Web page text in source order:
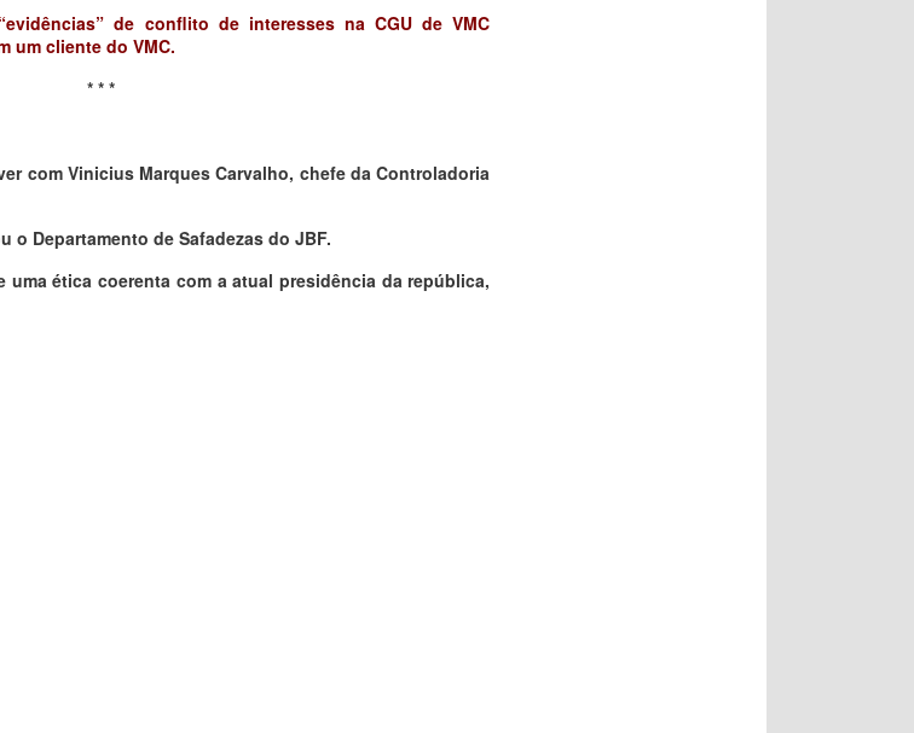
de conflito de interesses na CGU de VMC
um cliente do VMC.
* * *
com Vinicius Marques Carvalho, chefe da Controladoria
o Departamento de Safadezas do JBF.
ética coerenta com a atual presidência da república,